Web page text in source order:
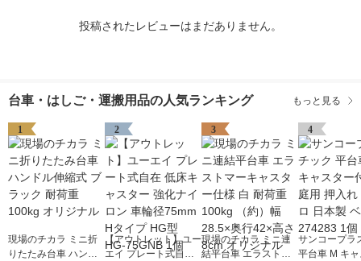
投稿されたレビューはまだありません。
台車・はしご・運搬用品の人気ランキング もっと見る
1
現場のチカラ ミニ折
りたたみ台車 ハンド
2
【アウトレット】ユー
エイ プレート式自在
3
現場のチカラ ミニ連
結平台車 エラストマ
4
サンコープラ
平台車 M キ